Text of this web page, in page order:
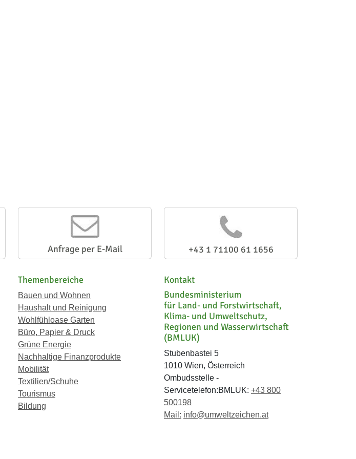
Anfrage per E-Mail +43 1 71100 61 1656
Themenbereiche
Bauen und Wohnen
Haushalt und Reinigung
Wohlfühloase Garten
Büro, Papier & Druck
Grüne Energie
Nachhaltige Finanzprodukte
Mobilität
Textilien/Schuhe
Tourismus
Bildung
Kontakt
Bundesministerium
für Land- und Forstwirtschaft,
Klima- und Umweltschutz,
Regionen und Wasserwirtschaft
(BMLUK)
Stubenbastei 5
1010 Wien, Österreich
Ombudsstelle -
Servicetelefon:BMLUK: +43 800
500198
Mail: info@umweltzeichen.at